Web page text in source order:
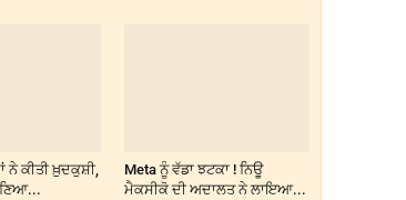
ਕੀਤੀ ਖ਼ੁਦਕੁਸ਼ੀ,
Meta ਨੂੰ ਵੱਡਾ ਝਟਕਾ ! ਨਿਊ
ਮੈਕਸੀਕੋ ਦੀ ਅਦਾਲਤ ਨੇ ਲਾਇਆ...